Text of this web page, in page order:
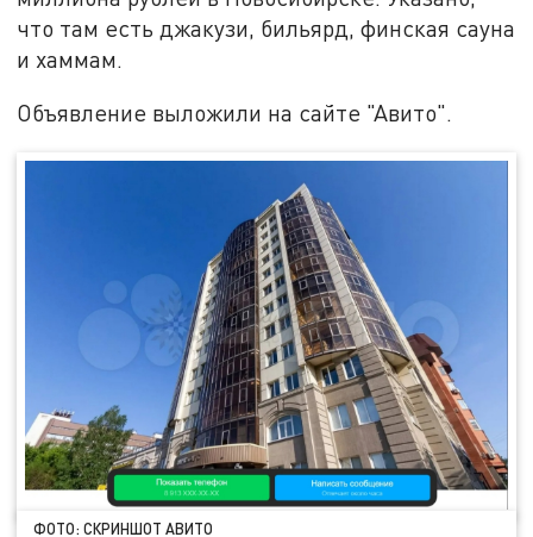
что там есть джакузи, бильярд, финская сауна
и хаммам.
Объявление выложили на сайте "Авито".
ФОТО: СКРИНШОТ АВИТО